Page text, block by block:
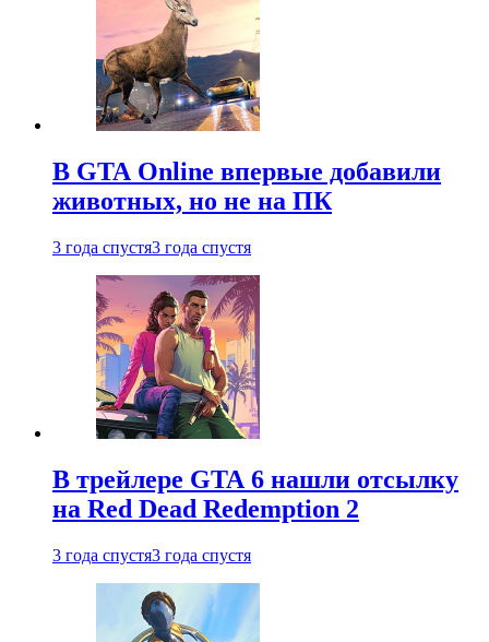
В GTA Online впервые добавили
животных, но не на ПК
3 года спустя3 года спустя
В трейлере GTA 6 нашли отсылку
на Red Dead Redemption 2
3 года спустя3 года спустя